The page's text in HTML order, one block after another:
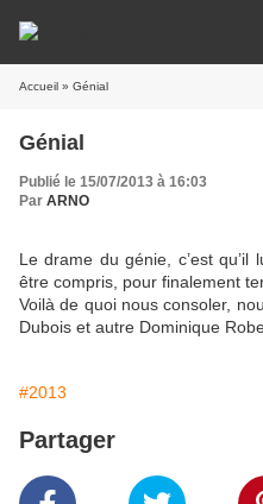
Accueil » Génial
Génial
Publié le 15/07/2013 à 16:03
Par ARNO
Le drame du génie, c’est qu’il
être compris, pour finalement
Voilà de quoi nous consoler,
Dubois et autre Dominique
#2013
Partager